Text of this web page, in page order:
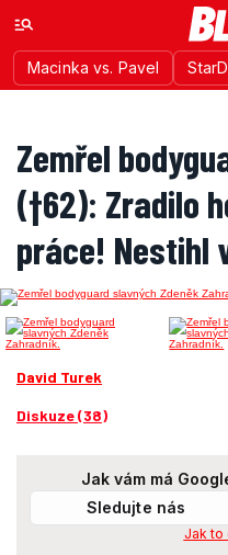
Macinka vs. Pavel
Zemřel
(†62): Zradilo
práce! Nestihl
David Turek
Diskuze (38)
Jak vám má
Sledujte nás
Jak to